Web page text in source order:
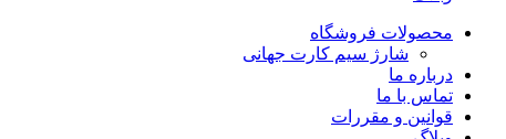
محصولات فروشگاه
شارژ سیم کارت جهانی
درباره ما
تماس با ما
قوانین و مقررات